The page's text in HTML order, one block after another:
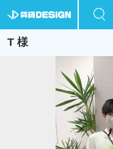
T 様